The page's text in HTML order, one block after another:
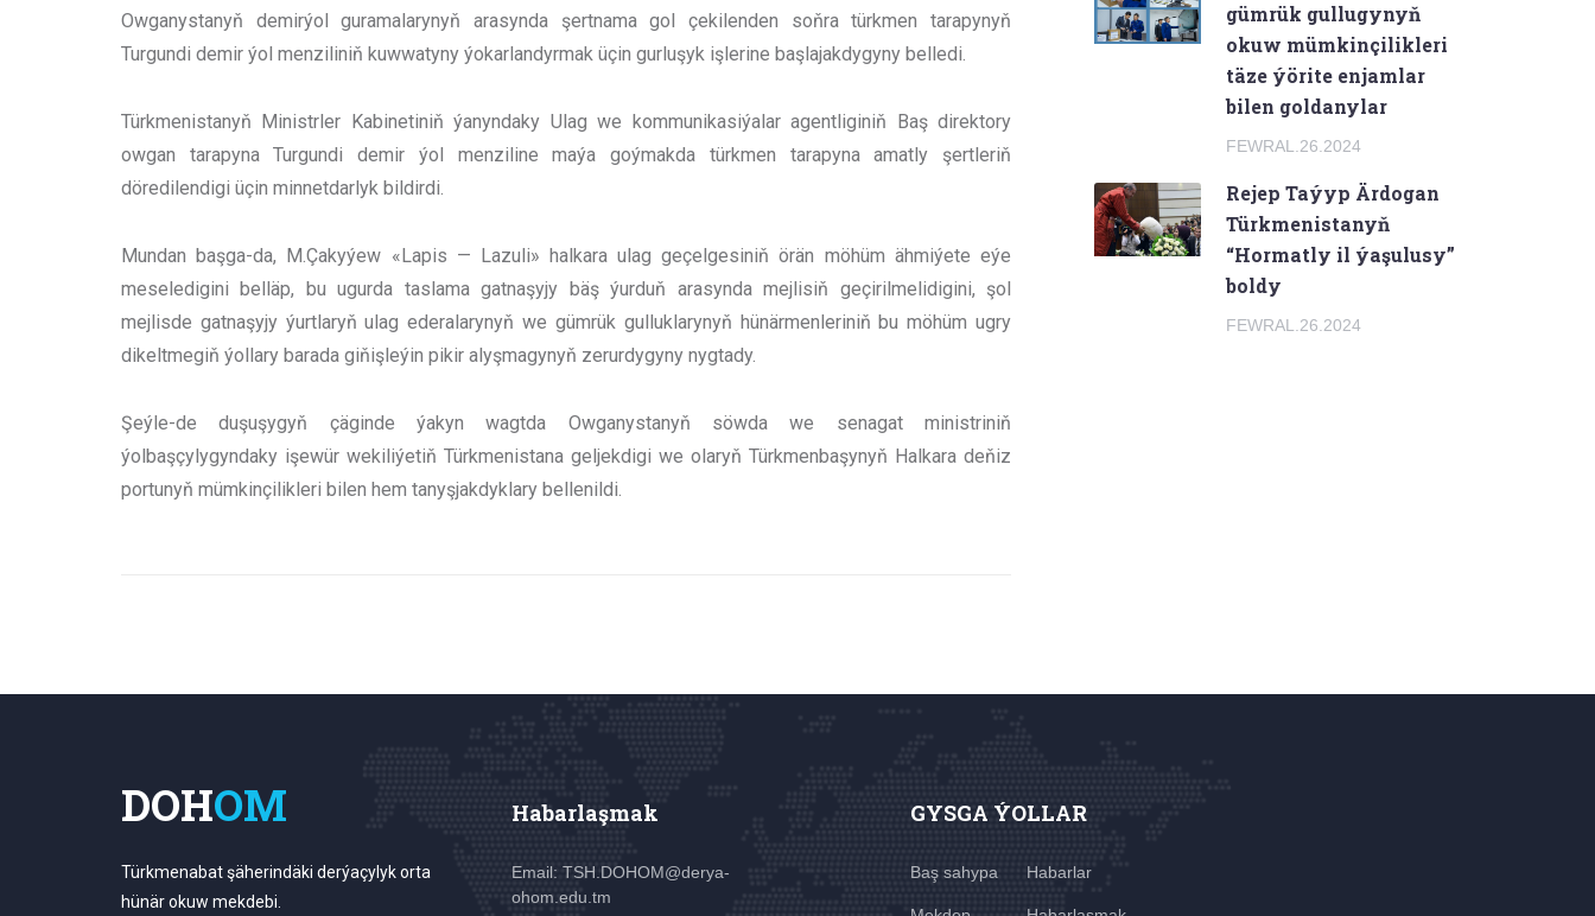
Owganystanyň demirýol guramalarynyň arasynda şertnama gol çekilenden soňra türkmen tarapynyň
Turgundi demir ýol menziliniň kuwwatyny ýokarlandyrmak üçin gurluşyk işlerine başlajakdygyny belledi.
Türkmenistanyň Ministrler Kabinetiniň ýanyndaky Ulag we kommunikasiýalar agentliginiň Baş direktory
owgan tarapyna Turgundi demir ýol menziline maýa goýmakda türkmen tarapyna amatly şertleriň
döredilendigi üçin minnetdarlyk bildirdi.
Mundan başga-da, M.Çakyýew «Lapis — Lazuli» halkara ulag geçelgesiniň örän möhüm ähmiýete eýe
meseledigini belläp, bu ugurda taslama gatnaşyjy bäş ýurduň arasynda mejlisiň geçirilmelidigini, şol
mejlisde gatnaşyjy ýurtlaryň ulag ederalarynyň we gümrük gulluklarynyň hünärmenleriniň bu möhüm ugry
dikeltmegiň ýollary barada giňişleýin pikir alyşmagynyň zerurdygyny nygtady.
Şeýle-de duşuşygyň çäginde ýakyn wagtda Owganystanyň söwda we senagat ministriniň
ýolbaşçylygyndaky işewür wekiliýetiň Türkmenistana geljekdigi we olaryň Türkmenbaşynyň Halkara deňiz
portunyň mümkinçilikleri bilen hem tanyşjakdyklary bellenildi.
gümrük gullugynyň
okuw mümkinçilikleri
täze ýörite enjamlar
bilen goldanylar
FEWRAL.26.2024
Rejep Taýyp Ärdogan
Türkmenistanyň
“Hormatly il ýaşulusy”
boldy
FEWRAL.26.2024
DOHOM
Türkmenabat şäherindäki derýaçylyk orta
hünär okuw mekdebi.
Habarlaşmak
Email: TSH.DOHOM@derya-
ohom.edu.tm
GYSGA ÝOLLAR
Baş sahypa Habarlar